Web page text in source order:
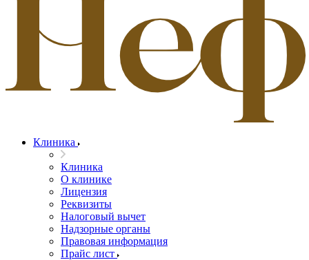
Клиника
Клиника
О клинике
Лицензия
Реквизиты
Налоговый вычет
Надзорные органы
Правовая информация
Прайс лист